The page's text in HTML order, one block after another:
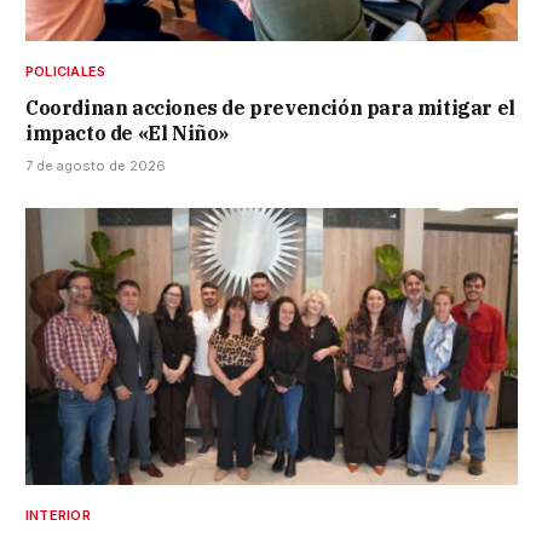
POLICIALES
Coordinan acciones de prevención para mitigar el
impacto de «El Niño»
7 de agosto de 2026
INTERIOR